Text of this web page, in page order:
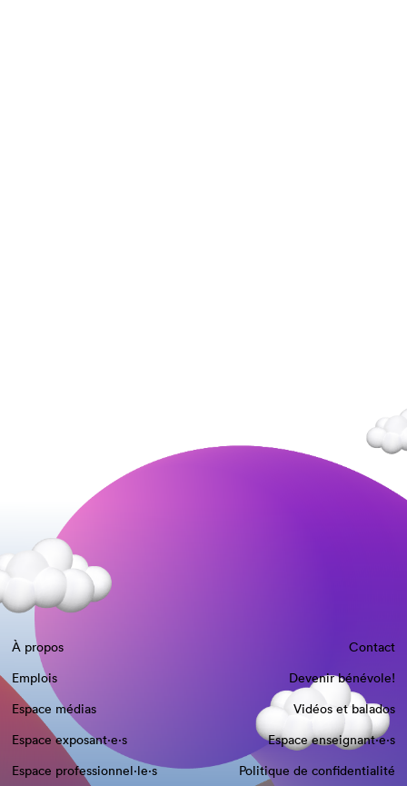
À propos
Contact
Emplois
Devenir bénévole!
Espace médias
Vidéos et balados
Espace exposant·e⋅s
Espace enseignant·e⋅s
Espace professionnel·le⋅s
Politique de confidentialité